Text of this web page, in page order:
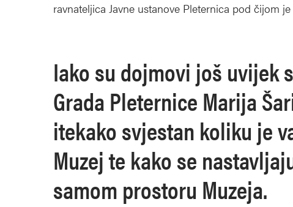
ravnateljica Javne ustanove Pleternica pod čijom
Iako su dojmovi još uvijek
Grada Pleternice Marija
itekako svjestan koliku je
Muzej te kako se
samom prostoru Muzeja.